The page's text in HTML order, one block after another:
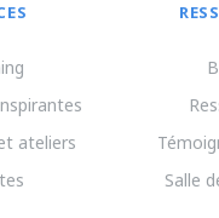
ateliers
Salle